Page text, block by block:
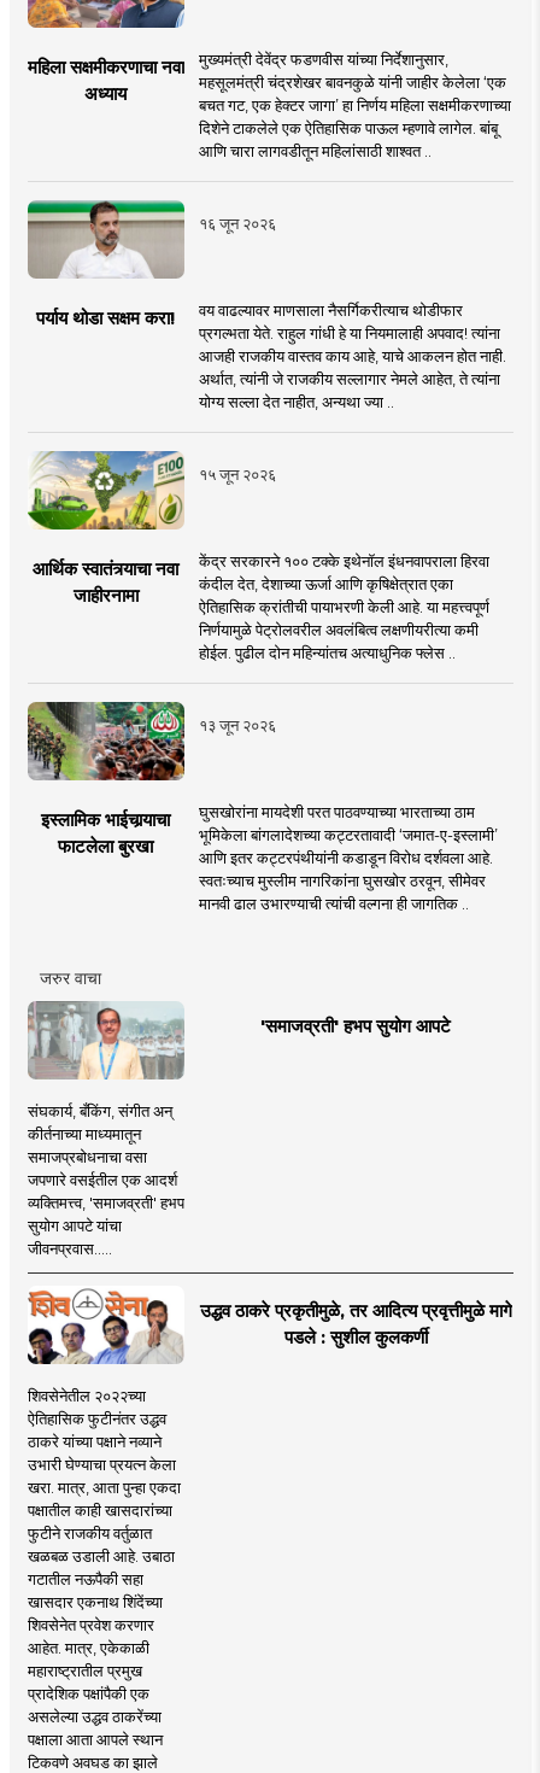
महिला सक्षमीकरणाचा नवा
अध्याय
मुख्यमंत्री देवेंद्र फडणवीस यांच्या निर्देशानुसार,
महसूलमंत्री चंद्रशेखर बावनकुळे यांनी जाहीर केलेला ‘एक
बचत गट, एक हेक्टर जागा’ हा निर्णय महिला सक्षमीकरणाच्या
दिशेने टाकलेले एक ऐतिहासिक पाऊल म्हणावे लागेल. बांबू
आणि चारा लागवडीतून महिलांसाठी शाश्वत ..
१६ जून २०२६
पर्याय थोडा सक्षम करा!
वय वाढल्यावर माणसाला नैसर्गिकरीत्याच थोडीफार
प्रगल्भता येते. राहुल गांधी हे या नियमालाही अपवाद! त्यांना
आजही राजकीय वास्तव काय आहे, याचे आकलन होत नाही.
अर्थात, त्यांनी जे राजकीय सल्लागार नेमले आहेत, ते त्यांना
योग्य सल्ला देत नाहीत, अन्यथा ज्या ..
१५ जून २०२६
आर्थिक स्वातंत्र्याचा नवा
जाहीरनामा
केंद्र सरकारने १०० टक्के इथेनॉल इंधनवापराला हिरवा
कंदील देत, देशाच्या ऊर्जा आणि कृषिक्षेत्रात एका
ऐतिहासिक क्रांतीची पायाभरणी केली आहे. या महत्त्वपूर्ण
निर्णयामुळे पेट्रोलवरील अवलंबित्व लक्षणीयरीत्या कमी
होईल. पुढील दोन महिन्यांतच अत्याधुनिक फ्लेस ..
१३ जून २०२६
इस्लामिक भाईचार्‍याचा
फाटलेला बुरखा
घुसखोरांना मायदेशी परत पाठवण्याच्या भारताच्या ठाम
भूमिकेला बांगलादेशच्या कट्टरतावादी ‘जमात-ए-इस्लामी’
आणि इतर कट्टरपंथीयांनी कडाडून विरोध दर्शवला आहे.
स्वतःच्याच मुस्लीम नागरिकांना घुसखोर ठरवून, सीमेवर
मानवी ढाल उभारण्याची त्यांची वल्गना ही जागतिक ..
जरुर वाचा
'समाजव्रती' हभप सुयोग आपटे
संघकार्य, बँकिंग, संगीत अन्
कीर्तनाच्या माध्यमातून
समाजप्रबोधनाचा वसा
जपणारे वसईतील एक आदर्श
व्यक्तिमत्त्व, 'समाजव्रती' हभप
सुयोग आपटे यांचा
जीवनप्रवास.....
उद्धव ठाकरे प्रकृतीमुळे, तर आदित्य प्रवृत्तीमुळे मागे
पडले : सुशील कुलकर्णी
शिवसेनेतील २०२२च्या
ऐतिहासिक फुटीनंतर उद्धव
ठाकरे यांच्या पक्षाने नव्याने
उभारी घेण्याचा प्रयत्न केला
खरा. मात्र, आता पुन्हा एकदा
पक्षातील काही खासदारांच्या
फुटीने राजकीय वर्तुळात
खळबळ उडाली आहे. उबाठा
गटातील नऊपैकी सहा
खासदार एकनाथ शिंदेंच्या
शिवसेनेत प्रवेश करणार
आहेत. मात्र, एकेकाळी
महाराष्ट्रातील प्रमुख
प्रादेशिक पक्षांपैकी एक
असलेल्या उद्धव ठाकरेंच्या
पक्षाला आता आपले स्थान
टिकवणे अवघड का झाले